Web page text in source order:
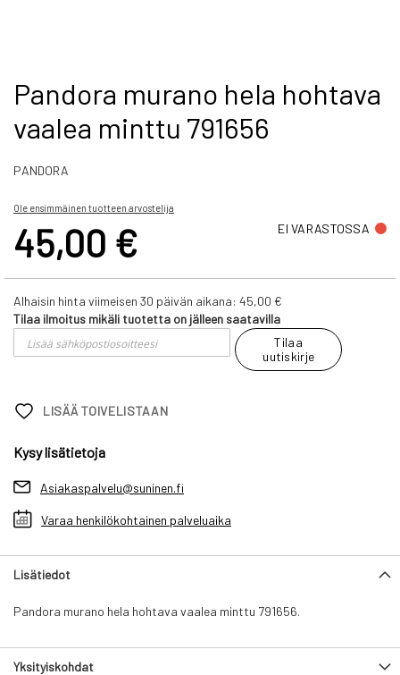
Skip
to
beginning
the
gallery
Pandora murano hela hohtava
vaalea minttu 791656
PANDORA
Ole ensimmäinen tuotteen arvostelija
45,00 € EI VARASTOSSA
Alhaisin hinta viimeisen 30 päivän aikana: 45,00 €
Tilaa ilmoitus mikäli tuotetta on jälleen saatavilla
Tilaa
uutiskirje
LISÄÄ TOIVELISTAAN
Kysy lisätietoja
Asiakaspalvelu@suninen.fi
Varaa henkilökohtainen palveluaika
Lisätiedot
Pandora murano hela hohtava vaalea minttu 791656.
Yksityiskohdat